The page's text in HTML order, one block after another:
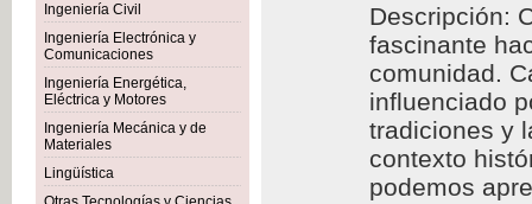
Ingeniería Civil
Ingeniería Electrónica y
Comunicaciones
Ingeniería Energética,
Eléctrica y Motores
Ingeniería Mecánica y de
Materiales
Lingüística
Descripción:
fascinante
comunidad.
influenciado
tradiciones y
contexto
podemos